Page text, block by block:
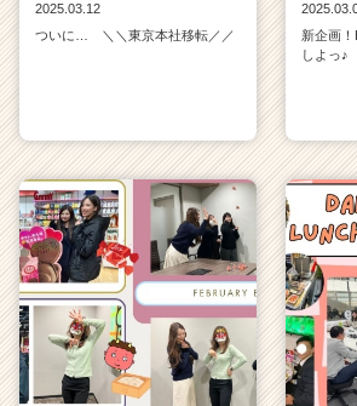
2025.03.12
ついに… ＼＼東京本社移転／／
新企画
しよっ♪